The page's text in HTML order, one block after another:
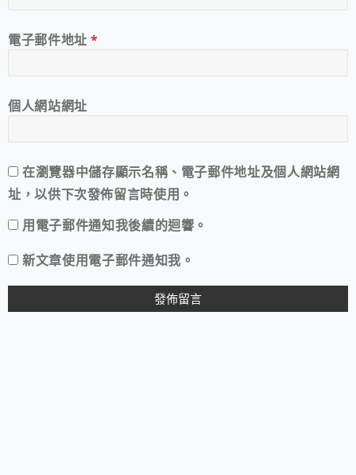
電子郵件地址*
個人網站網址
在瀏覽器中儲存顯示名稱、電子郵件地址及個人網站網
址，以供下次發佈留言時使用。
用電子郵件通知我後續的迴響。
新文章使用電子郵件通知我。